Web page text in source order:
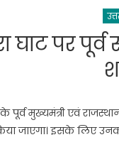
घाट पर
के पूर्व मुख्यमंत्री एवं
जाएगा। इसके लिए उनका